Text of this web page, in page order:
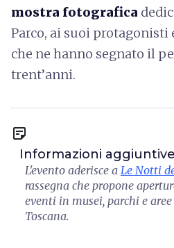
mostra fotografica
Parco, ai suoi
che ne hanno segnato il
trent’anni.
sticky_note_2
Informazioni aggiuntive
L'evento aderisce a Le Notti
rassegna che propone
eventi in musei, parchi e
Toscana.